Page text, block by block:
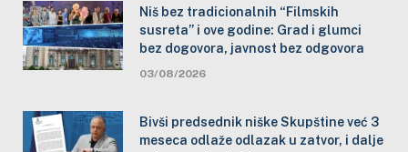
Niš bez tradicionalnih “Filmskih
susreta” i ove godine: Grad i glumci
bez dogovora, javnost bez odgovora
03/08/2026
Bivši predsednik niške Skupštine već 3
meseca odlaže odlazak u zatvor, i dalje